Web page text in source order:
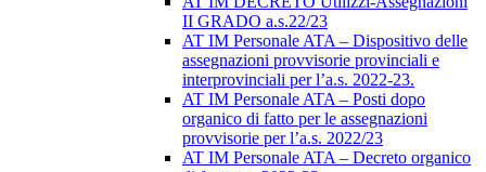
II GRADO a.s.22/23
AT IM Personale ATA – Dispositivo delle
assegnazioni provvisorie provinciali e
interprovinciali per l’a.s. 2022-23.
AT IM Personale ATA – Posti dopo
organico di fatto per le assegnazioni
provvisorie per l’a.s. 2022/23
AT IM Personale ATA – Decreto organico